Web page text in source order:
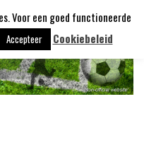
Voor een goed functioneerde
Accepteer Cookiebeleid